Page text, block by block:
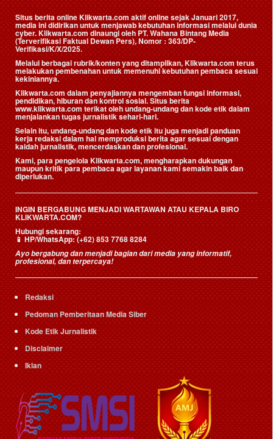
Situs berita online Klikwarta.com aktif online sejak Januari 2017,
media ini didirikan untuk menjawab kebutuhan informasi melalui dunia
cyber. Klikwarta.com dinaungi oleh PT. Wahana Bintang Media
(Terverifikasi Faktual Dewan Pers), Nomor : 363/DP-
Verifikasi/K/X/2025.
Melalui berbagai rubrik/konten yang ditampilkan, Klikwarta.com terus
melakukan pembenahan untuk memenuhi kebutuhan pembaca sesuai
kekiniannya.
Klikwarta.com dalam penyajiannya mengemban fungsi informasi,
pendidikan, hiburan dan kontrol sosial. Situs berita
www.klikwarta.com terikat oleh undang-undang dan kode etik dalam
menjalankan tugas jurnalistik sehari-hari.
Selain itu, undang-undang dan kode etik itu juga menjadi panduan
kerja redaksi dalam hal memproduksi berita agar sesuai dengan
kaidah jurnalistik, mencerdaskan dan profesional.
Kami, para pengelola Klikwarta.com, mengharapkan dukungan
maupun kritik para pembaca agar layanan kami semakin baik dan
diperlukan.
INGIN BERGABUNG MENJADI WARTAWAN ATAU KEPALA BIRO
KLIKWARTA.COM?
Hubungi sekarang:
📱HP/WhatsApp:(+62) 853 7768 8284
Ayo bergabung dan menjadi bagian dari media yang informatif,
profesional, dan terpercaya!
Redaksi
Pedoman Pemberitaan Media Siber
Kode Etik Jurnalistik
Disclaimer
Iklan